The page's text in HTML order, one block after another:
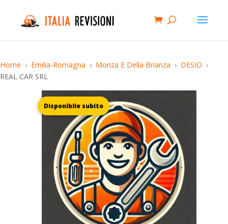
Home Emilia-Romagna Monza E Della Brianza
DESIO
REAL CAR SRL